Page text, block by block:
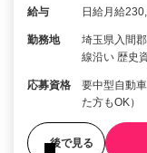
給与 日給月給
勤務地
埼玉県入間
線沿い 歴史
応募資格
要中型自動
た方もOK）
後で見る